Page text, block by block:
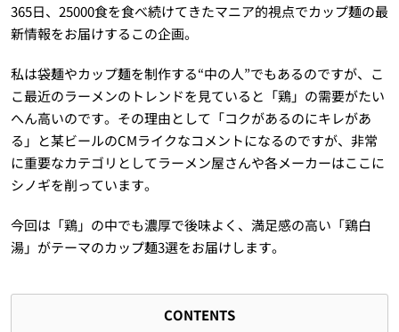
365日、25000食を食べ続けてきたマニア的視点でカップ麺の最
新情報をお届けするこの企画。
私は袋麺やカップ麺を制作する“中の人”でもあるのですが、こ
こ最近のラーメンのトレンドを見ていると「鶏」の需要がたい
へん高いのです。その理由として「コクがあるのにキレがあ
る」と某ビールのCMライクなコメントになるのですが、非常
に重要なカテゴリとしてラーメン屋さんや各メーカーはここに
シノギを削っています。
今回は「鶏」の中でも濃厚で後味よく、満足感の高い「鶏白
湯」がテーマのカップ麺3選をお届けします。
CONTENTS